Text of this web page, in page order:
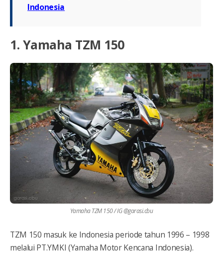
Indonesia
1. Yamaha TZM 150
Yamaha TZM 150 / IG @garasi.cbu
TZM 150 masuk ke Indonesia periode tahun 1996 – 1998
melalui PT.YMKI (Yamaha Motor Kencana Indonesia).